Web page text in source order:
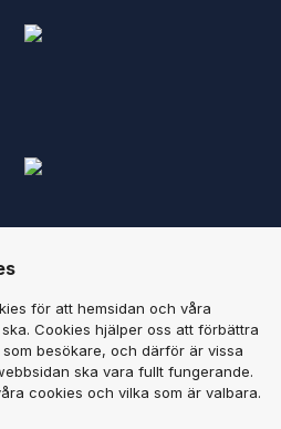
för att hemsidan och våra
Cookies hjälper oss att förbättra
besökare, och därför är vissa
ska vara fullt fungerande.
cookies och vilka som är valbara.